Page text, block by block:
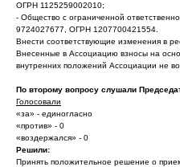
ОГРН 1125259002010;
- Общество с ограниченной
9724027677, ОГРН 1207700421554.
Внести соответствующие изменения в
Внесенные в Ассоциацию взносы на
внутренних положений Ассоциации не
По второму вопросу слушали
Голосовали
«за» - единогласно
«против» - 0
«воздержался» - 0
Решили:
Принять положительное решение о